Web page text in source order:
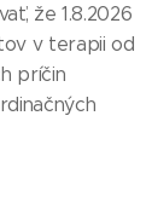
že 1.8.2026
v terapii od
príčin